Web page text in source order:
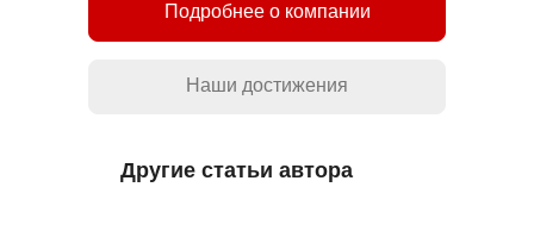
Подробнее о компании
Наши достижения
Другие статьи автора